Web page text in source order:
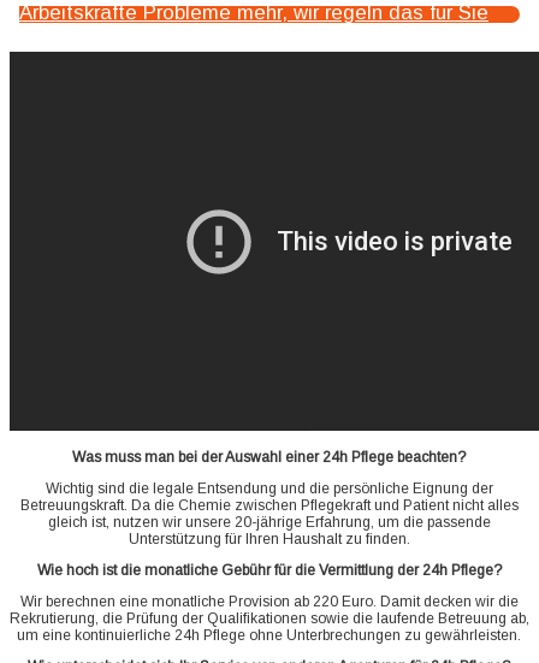
Arbeitskräfte Probleme mehr, wir regeln das für Sie
Was muss man bei der Auswahl einer 24h Pflege beachten?
Wichtig sind die legale Entsendung und die persönliche Eignung der
Betreuungskraft. Da die Chemie zwischen Pflegekraft und Patient nicht alles
gleich ist, nutzen wir unsere 20-jährige Erfahrung, um die passende
Unterstützung für Ihren Haushalt zu finden.
Wie hoch ist die monatliche Gebühr für die Vermittlung der 24h Pflege?
Wir berechnen eine monatliche Provision ab 220 Euro. Damit decken wir die
Rekrutierung, die Prüfung der Qualifikationen sowie die laufende Betreuung ab,
um eine kontinuierliche 24h Pflege ohne Unterbrechungen zu gewährleisten.